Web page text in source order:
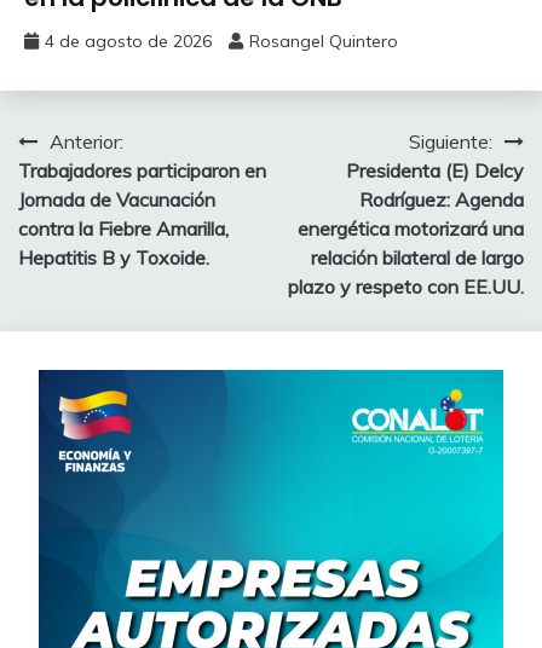
4 de agosto de 2026 Rosangel Quintero
Anterior:
Trabajadores participaron en
Jornada de Vacunación
contra la Fiebre Amarilla,
Hepatitis B y Toxoide.
Siguiente:
Presidenta (E) Delcy
Rodríguez: Agenda
energética motorizará una
relación bilateral de largo
plazo y respeto con EE.UU.